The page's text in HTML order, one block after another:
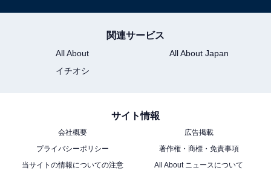
関連サービス
All About
All About Japan
イチオシ
サイト情報
会社概要
広告掲載
プライバシーポリシー
著作権・商標・免責事項
当サイトの情報についての注意
All About ニュースについて